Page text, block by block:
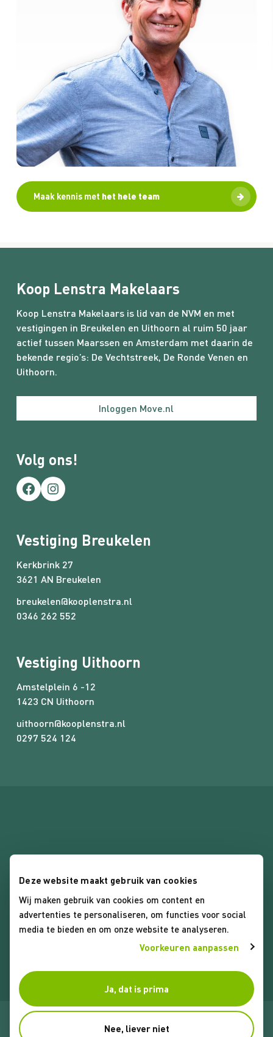
Deze website maakt gebruik van cookies
Wij maken gebruik van cookies om content en
advertenties te personaliseren, om functies voor social
media te bieden en om onze website te analyseren.
Voorkeuren aanpassen
Ja, dat is prima
Nee, liever niet
Maak kennis met het hele team
Koop Lenstra Makelaars
Koop Lenstra Makelaars is lid van de NVM en met
vestigingen in Breukelen en Uithoorn al ruim 50 jaar
actief tussen Maarssen en Amsterdam met daarin de
bekende regio’s: De Vechtstreek, De Ronde Venen en
Uithoorn.
Inloggen Move.nl
Volg ons!
Facebook
Instagram
Vestiging Breukelen
Kerkbrink 27
3621 AN Breukelen
breukelen@kooplenstra.nl
0346 262 552
Vestiging Uithoorn
Amstelplein 6 -12
1423 CN Uithoorn
uithoorn@kooplenstra.nl
0297 524 124
Algemene voorwaarden
© 2026 Koop Lenstra Makelaars. Alle rechten voorbehouden